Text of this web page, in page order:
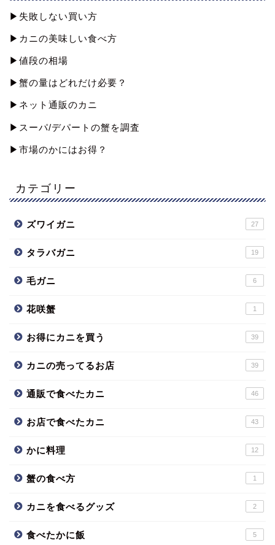
▶︎失敗しない買い方
▶︎カニの美味しい食べ方
▶︎値段の相場
▶︎蟹の量はどれだけ必要？
▶︎ネット通販のカニ
▶︎スーパ/デパートの蟹を調査
▶︎市場のかにはお得？
カテゴリー
ズワイガニ 27
タラバガニ 19
毛ガニ 6
花咲蟹 1
お得にカニを買う 39
カニの売ってるお店 39
通販で食べたカニ 46
お店で食べたカニ 43
かに料理 12
蟹の食べ方 1
カニを食べるグッズ 2
食べたかに飯 5